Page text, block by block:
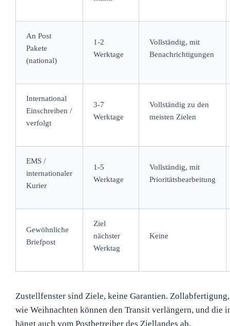
An Post
Pakete
(national)
1-2
Werktage
Vollständig, mit
Benachrichtigungen
International
Einschreiben /
verfolgt
3-7
Werktage
Vollständig zu den
meisten Zielen
EMS /
internationaler
Kurier
1-5
Werktage
Vollständig, mit
Prioritätsbearbeitung
Gewöhnliche
Briefpost
Ziel
nächster
Werktag
Keine
Zustellfenster sind Ziele, keine Garantien.
wie Weihnachten können den Transit verlängern, und die
hängt auch vom Postbetreiber des Ziellandes ab.